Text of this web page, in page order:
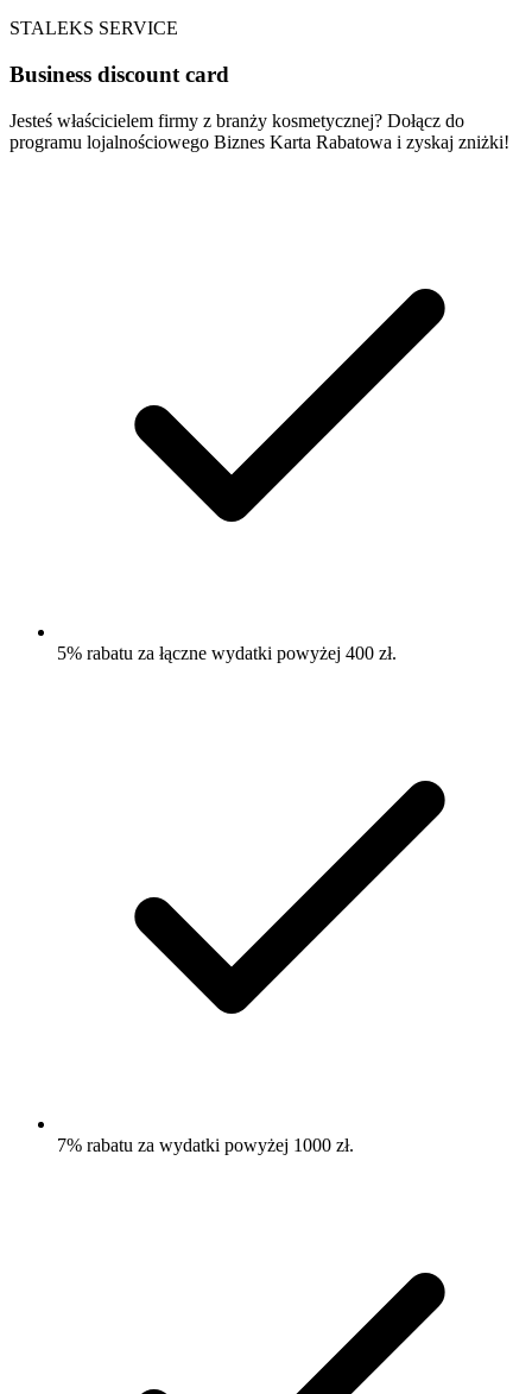
STALEKS SERVICE
Business discount card
Jesteś właścicielem firmy z branży kosmetycznej? Dołącz do
programu lojalnościowego Biznes Karta Rabatowa i zyskaj zniżki!
5% rabatu za łączne wydatki powyżej 400 zł.
7% rabatu za wydatki powyżej 1000 zł.